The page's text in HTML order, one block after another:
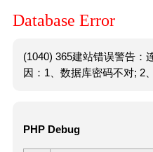
Database Error
(1040) 365建站错误警告：
因：1、数据库密码不对; 2
PHP Debug